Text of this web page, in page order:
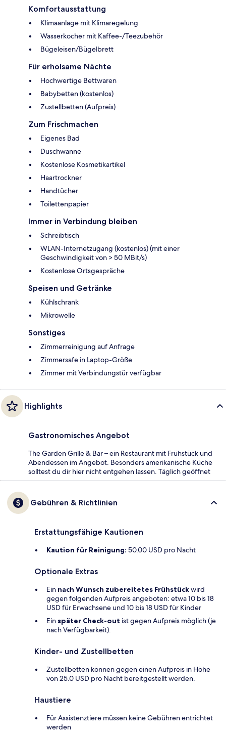
Komfortausstattung
Klimaanlage mit Klimaregelung
Wasserkocher mit Kaffee-/Teezubehör
Bügeleisen/Bügelbrett
Für erholsame Nächte
Hochwertige Bettwaren
Babybetten (kostenlos)
Zustellbetten (Aufpreis)
Zum Frischmachen
Eigenes Bad
Duschwanne
Kostenlose Kosmetikartikel
Haartrockner
Handtücher
Toilettenpapier
Immer in Verbindung bleiben
Schreibtisch
WLAN-Internetzugang (kostenlos) (mit einer
Geschwindigkeit von > 50 MBit/s)
Kostenlose Ortsgespräche
Speisen und Getränke
Kühlschrank
Mikrowelle
Sonstiges
Zimmerreinigung auf Anfrage
Zimmersafe in Laptop-Größe
Zimmer mit Verbindungstür verfügbar
Highlights
Gastronomisches Angebot
The Garden Grille & Bar – ein Restaurant mit Frühstück und
Abendessen im Angebot. Besonders amerikanische Küche
solltest du dir hier nicht entgehen lassen. Täglich geöffnet
Gebühren & Richtlinien
Erstattungsfähige Kautionen
Kaution für Reinigung: 50.00 USD pro Nacht
Optionale Extras
Ein nach Wunsch zubereitetes Frühstückwird
gegen folgenden Aufpreis angeboten: etwa 10 bis 18
USD für Erwachsene und 10 bis 18 USD für Kinder
Ein später Check-out ist gegen Aufpreis möglich (je
nach Verfügbarkeit).
Kinder- und Zustellbetten
Zustellbetten können gegen einen Aufpreis in Höhe
von 25.0 USD pro Nacht bereitgestellt werden.
Haustiere
Für Assistenztiere müssen keine Gebühren entrichtet
werden